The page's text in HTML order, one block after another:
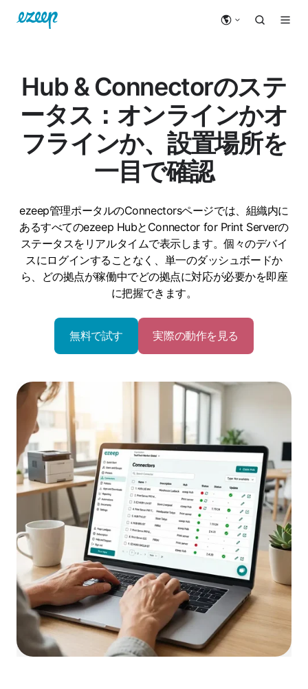
Hub & Connectorのステ
ータス：オンラインかオ
フラインか、設置場所を
一目で確認
ezeep管理ポータルのConnectorsページでは、組織内に
あるすべてのezeep HubとConnector for Print Serverの
ステータスをリアルタイムで表示します。個々のデバイ
スにログインすることなく、単一のダッシュボードか
ら、どの拠点が稼働中でどの拠点に対応が必要かを即座
に把握できます。
無料で試す 実際の動作を見る